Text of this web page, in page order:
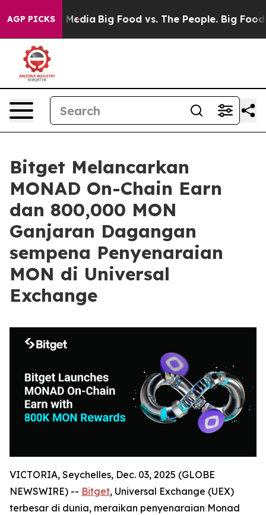
AGP PICKS
Media Big Food vs. The People. Big Food’s
Bitget Melancarkan
MONAD On-Chain Earn
dan 800,000 MON
Ganjaran Dagangan
sempena Penyenaraian
MON di Universal
Exchange
VICTORIA, Seychelles, Dec. 03, 2025 (GLOBE
NEWSWIRE) -- Bitget, Universal Exchange (UEX)
terbesar di dunia, meraikan penyenaraian Monad